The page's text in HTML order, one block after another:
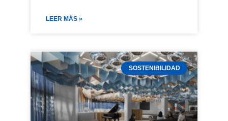
LEER MÁS »
SOSTENIBILIDAD